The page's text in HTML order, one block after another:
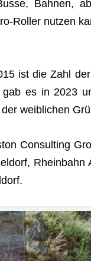
Bah­nen,
Rol­ler nut­zen
ist die Zahl
es in 2023
weib­li­chen
Con­sul­ting